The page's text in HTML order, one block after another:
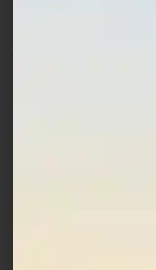
Artificiale Pencil Bait Jack